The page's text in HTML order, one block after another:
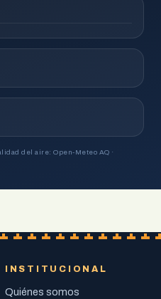
del aire: Open-Meteo AQ ·
INSTITUCIONAL
Quiénes somos